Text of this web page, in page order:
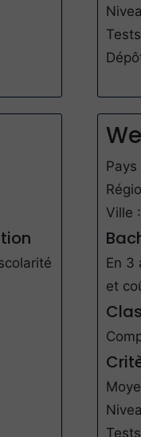
Ville
En 3
et